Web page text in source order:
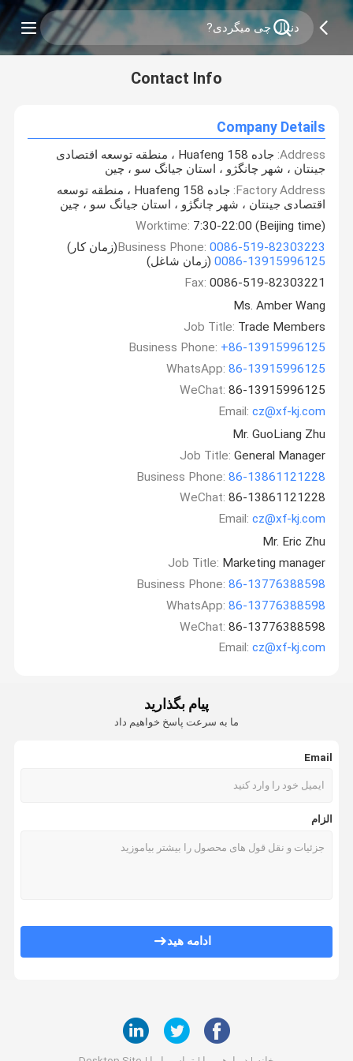
Contact Info
Company Details
Address:
جاده 158 Huafeng ، منطقه توسعه اقتصادی
جینتان ، شهر چانگژو ، استان جیانگ سو ، چین
Factory Address:
جاده 158 Huafeng ، منطقه توسعه
اقتصادی جینتان ، شهر چانگژو ، استان جیانگ سو ، چین
Worktime: 7:30-22:00 (Beijing time)
Business Phone: 0086-519-82303223
(زمان کار)
0086-13915996125 (زمان شاغل)
Fax: 0086-519-82303221
Ms. Amber Wang
Job Title: Trade Members
Business Phone: +86-13915996125
WhatsApp: 86-13915996125
WeChat: 86-13915996125
Email: cz@xf-kj.com
Mr. GuoLiang Zhu
Job Title: General Manager
Business Phone: 86-13861121228
WeChat: 86-13861121228
Email: cz@xf-kj.com
Mr. Eric Zhu
Job Title: Marketing manager
Business Phone: 86-13776388598
WhatsApp: 86-13776388598
WeChat: 86-13776388598
Email: cz@xf-kj.com
پیام بگذارید
ما به سرعت پاسخ خواهیم داد
Email
الزام
ادامه هید